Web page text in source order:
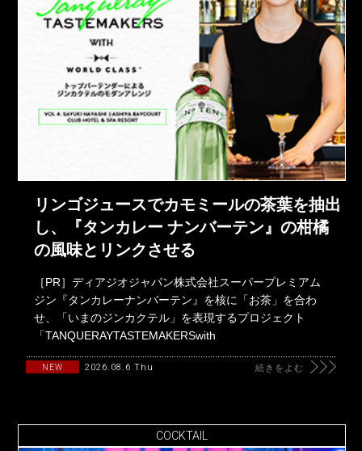
リンゴジュースでカモミールの茶葉を抽出
し、『タンカレー ナンバーテン』の柑橘
の風味とリンクさせる
［PR］ディアジオジャパン株式会社スーパープレミアム
ジン『タンカレーナンバーテン』を核に「お茶」を合わ
せ、「いまのジンカクテル」を表現するプロジェクト
「TANQUERAYTASTEMAKERSwith
NEW 2026.08.6 Thu 続きをよむ
COCKTAIL